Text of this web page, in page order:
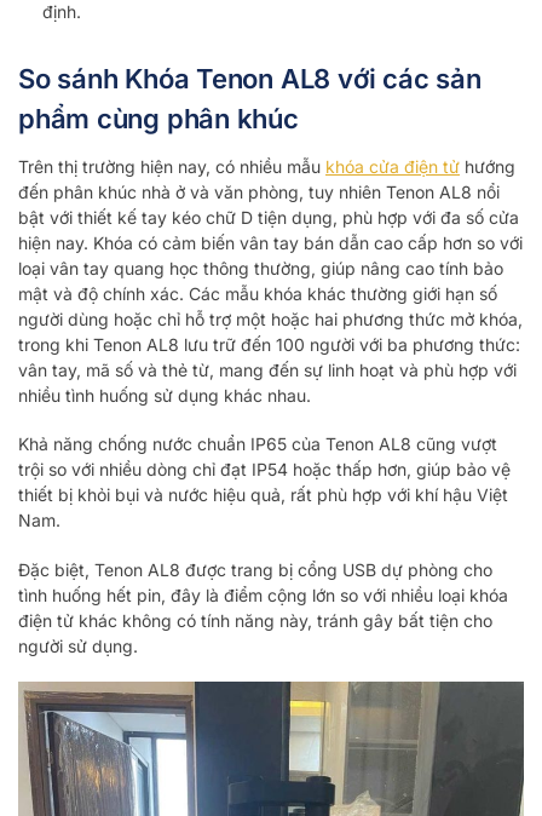
định.
So sánh Khóa Tenon AL8 với các sản
phẩm cùng phân khúc
Trên thị trường hiện nay, có nhiều mẫu khóa cửa điện tử hướng
đến phân khúc nhà ở và văn phòng, tuy nhiên Tenon AL8 nổi
bật với thiết kế tay kéo chữ D tiện dụng, phù hợp với đa số cửa
hiện nay. Khóa có cảm biến vân tay bán dẫn cao cấp hơn so với
loại vân tay quang học thông thường, giúp nâng cao tính bảo
mật và độ chính xác. Các mẫu khóa khác thường giới hạn số
người dùng hoặc chỉ hỗ trợ một hoặc hai phương thức mở khóa,
trong khi Tenon AL8 lưu trữ đến 100 người với ba phương thức:
vân tay, mã số và thẻ từ, mang đến sự linh hoạt và phù hợp với
nhiều tình huống sử dụng khác nhau.
Khả năng chống nước chuẩn IP65 của Tenon AL8 cũng vượt
trội so với nhiều dòng chỉ đạt IP54 hoặc thấp hơn, giúp bảo vệ
thiết bị khỏi bụi và nước hiệu quả, rất phù hợp với khí hậu Việt
Nam.
Đặc biệt, Tenon AL8 được trang bị cổng USB dự phòng cho
tình huống hết pin, đây là điểm cộng lớn so với nhiều loại khóa
điện tử khác không có tính năng này, tránh gây bất tiện cho
người sử dụng.